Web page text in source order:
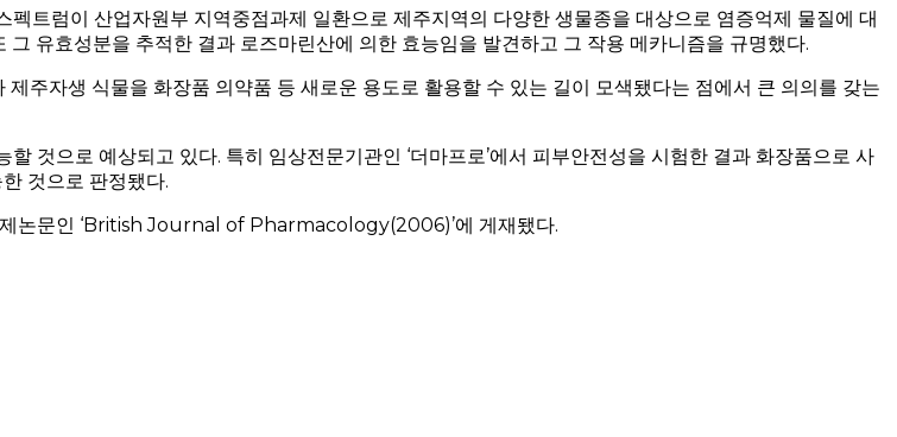
트럼이 산업자원부 지역중점과제 일환으로 제주지역의 다양한 생물종을 대상으로 염증억제 물질에 대
유효성분을 추적한 결과 로즈마린산에 의한 효능임을 발견하고 그 작용 메카니즘을 규명했다.
주자생 식물을 화장품 의약품 등 새로운 용도로 활용할 수 있는 길이 모색됐다는 점에서 큰 의의를 갖는
것으로 예상되고 있다. 특히 임상전문기관인 ‘더마프로’에서 피부안전성을 시험한 결과 화장품으로 사
것으로 판정됐다.
논문인 ‘British Journal of Pharmacology(2006)’에 게재됐다.